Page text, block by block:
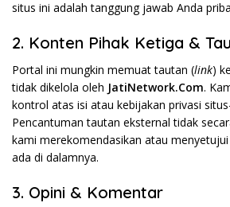
situs ini adalah tanggung jawab Anda
2. Konten Pihak Ketiga &
Portal ini mungkin memuat tautan (link)
tidak dikelola oleh JatiNetwork.Com.
kontrol atas isi atau kebijakan privasi
Pencantuman tautan eksternal tidak
kami merekomendasikan atau
ada di dalamnya.
3. Opini & Komentar